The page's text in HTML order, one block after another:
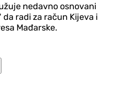
nedavno osnovani
da radi za račun Kijeva i
Mađarske.